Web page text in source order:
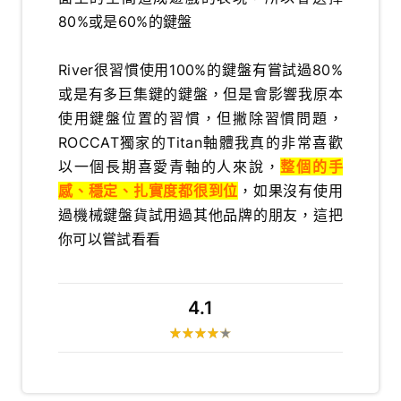
80%或是60%的鍵盤
River很習慣使用100%的鍵盤有嘗試過80%
或是有多巨集鍵的鍵盤，但是會影響我原本
使用鍵盤位置的習慣，但撇除習慣問題，
ROCCAT獨家的Titan軸體我真的非常喜歡
以一個長期喜愛青軸的人來說，整個的手
感、穩定、扎實度都很到位 ，如果沒有使用
過機械鍵盤貨試用過其他品牌的朋友，這把
你可以嘗試看看
4.1